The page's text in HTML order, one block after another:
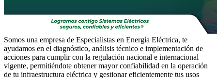
Somos una empresa de Especialistas en Energía Eléctrica, te
ayudamos en el diagnóstico, análisis técnico e implementación de
acciones para cumplir con la regulación nacional e internacional
vigente, permitiéndote obtener mayor confiabilidad en la operación
de tu infraestructura eléctrica y gestionar eficientemente tus usos